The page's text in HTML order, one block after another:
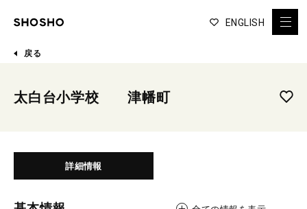
ENGLISH
戻る
太白台小学校 津幡町
詳細情報